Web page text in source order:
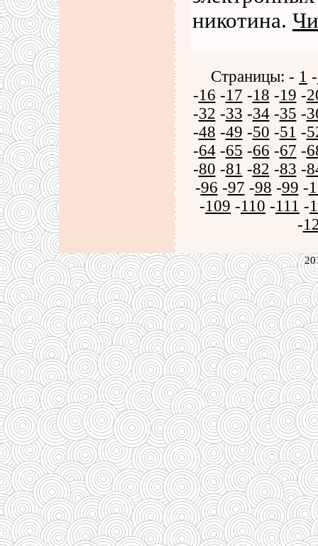
никотина.
Страницы: - 1 -
-16 -17 -18 -19 -
-32 -33 -34-35 -
-48 -49 -50 -51 -
-64-65 -66 -67 -
-80 -81 -82 -83 -
-96 -97 -98 -99 -
-109 -110 -111 -
-